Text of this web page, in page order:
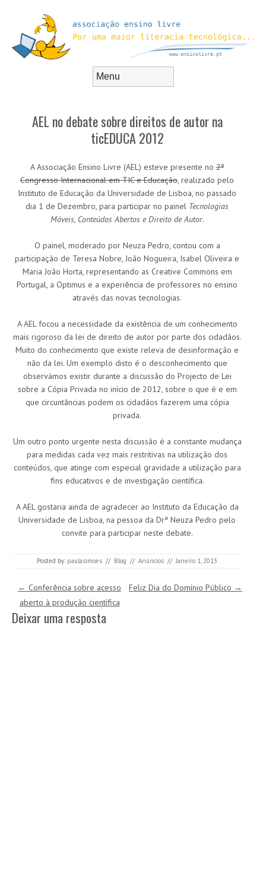
AEL no debate sobre direitos de autor na
ticEDUCA 2012
A Associação Ensino Livre (AEL) esteve presente no2º
Congresso Internacional em TIC e Educação, realizado pelo
Instituto de Educação da Universidade de Lisboa, no passado
dia 1 de Dezembro, para participar no painel Tecnologias
Móveis, Conteúdos Abertos e Direito de Autor.
O painel, moderado por Neuza Pedro, contou com a
participação de Teresa Nobre, João Nogueira, Isabel Oliveira e
Maria João Horta, representando as Creative Commons em
Portugal, a Optimus e a experiência de professores no ensino
através das novas tecnologias.
A AEL focou a necessidade da existência de um conhecimento
mais rigoroso da lei de direito de autor por parte dos cidadãos.
Muito do conhecimento que existe releva de desinformação e
não da lei. Um exemplo disto é o desconhecimento que
observámos existir durante a discussão do Projecto de Lei
sobre a Cópia Privada no início de 2012, sobre o que é e em
que circuntâncias podem os cidadãos fazerem uma cópia
privada.
Um outro ponto urgente nesta discussão é a constante mudança
para medidas cada vez mais restritivas na utilização dos
conteúdos, que atinge com especial gravidade a utilização para
fins educativos e de investigação científica.
A AEL gostaria ainda de agradecer ao Instituto da Educação da
Universidade de Lisboa, na pessoa da Drª Neuza Pedro pelo
convite para participar neste debate.
Posted by: paulasimoes // Blog // Anúncios // Janeiro 1, 2013
Post navigation
← Conferência sobre acesso
aberto à produção científica
Feliz Dia do Domínio Público →
Deixar uma resposta